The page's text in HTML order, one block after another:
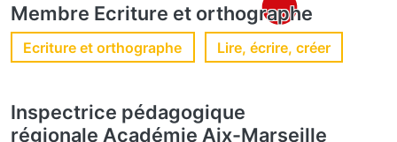
Membre Ecriture et orthographe
Ecriture et orthographe Lire, écrire, créer
Inspectrice pédagogique
régionale Académie Aix-Marseille